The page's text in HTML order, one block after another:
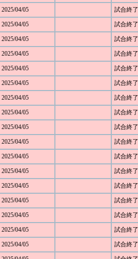
2025/04/05 試合終了
2025/04/05 試合終了
2025/04/05 試合終了
2025/04/05 試合終了
2025/04/05 試合終了
2025/04/05 試合終了
2025/04/05 試合終了
2025/04/05 試合終了
2025/04/05 試合終了
2025/04/05 試合終了
2025/04/05 試合終了
2025/04/05 試合終了
2025/04/05 試合終了
2025/04/05 試合終了
2025/04/05 試合終了
2025/04/05 試合終了
2025/04/05 試合終了